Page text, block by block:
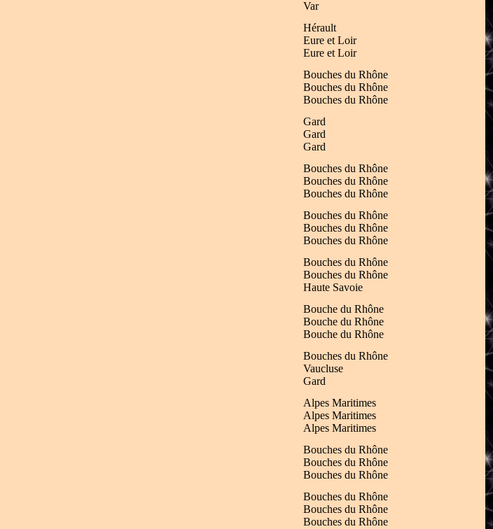
Var
Hérault
Eure et Loir
Eure et Loir
Bouches du Rhône
Bouches du Rhône
Bouches du Rhône
Gard
Gard
Gard
Bouches du Rhône
Bouches du Rhône
Bouches du Rhône
Bouches du Rhône
Bouches du Rhône
Bouches du Rhône
Bouches du Rhône
Bouches du Rhône
Haute Savoie
Bouche du Rhône
Bouche du Rhône
Bouche du Rhône
Bouches du Rhône
Vaucluse
Gard
Alpes Maritimes
Alpes Maritimes
Alpes Maritimes
Bouches du Rhône
Bouches du Rhône
Bouches du Rhône
Bouches du Rhône
Bouches du Rhône
Bouches du Rhône